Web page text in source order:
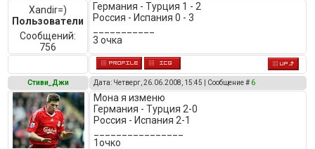
Xandir=)
Пользователи
Сообщений:
756
Германия - Турция 1 - 2
Россия - Испания 0 - 3
3 очка
Стиви_Джи Дата: Четверг, 26.06.2008, 15:45 | Сообщение # 6
Мона я изменю
Германия - Турция 2-0
Россия - Испания 2-1
1очко